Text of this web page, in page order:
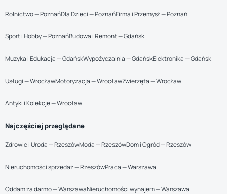
Rolnictwo — PoznańDla Dzieci — PoznańFirma i Przemysł — Poznań
Sport i Hobby — PoznańBudowa i Remont — Gdańsk
Muzyka i Edukacja — GdańskWypożyczalnia — GdańskElektronika — Gdańsk
Usługi — WrocławMotoryzacja — WrocławZwierzęta — Wrocław
Antyki i Kolekcje — Wrocław
Najczęściej przeglądane
Zdrowie i Uroda — RzeszówModa — RzeszówDom i Ogród — Rzeszów
Nieruchomości sprzedaż — RzeszówPraca — Warszawa
Oddam za darmo — WarszawaNieruchomości wynajem — Warszawa